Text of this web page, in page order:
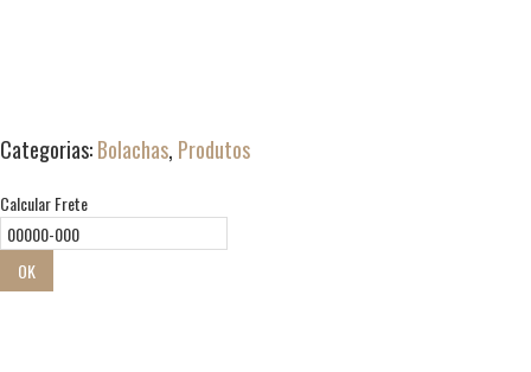
Categorias:Bolachas, Produtos
Calcular Frete
OK